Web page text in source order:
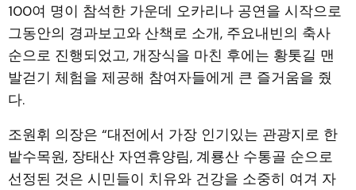
100여 명이 참석한 가운데 오카리나 공연을 시작으로
그동안의 경과보고와 산책로 소개, 주요내빈의 축사
순으로 진행되었고, 개장식을 마친 후에는 황톳길 맨
발걷기 체험을 제공해 참여자들에게 큰 즐거움을 줬
다.
조원휘 의장은 “대전에서 가장 인기있는 관광지로 한
밭수목원, 장태산 자연휴양림, 계룡산 수통골 순으로
선정된 것은 시민들이 치유와 건강을 소중히 여겨 자